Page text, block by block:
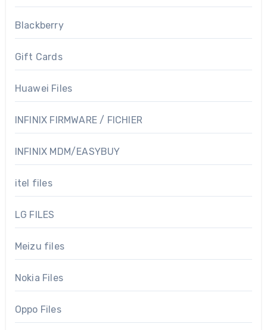
Blackberry
Gift Cards
Huawei Files
INFINIX FIRMWARE / FICHIER
INFINIX MDM/EASYBUY
itel files
LG FILES
Meizu files
Nokia Files
Oppo Files